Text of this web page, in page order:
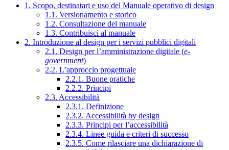
1. Scopo, destinatari e uso del Manuale operativo di design
1.1. Versionamento e storico
1.2. Consultazione del manuale
1.3. Contribuisci al manuale
2. Introduzione al design per i servizi pubblici digitali
2.1. Design per l’amministrazione digitale (e-
government)
2.2. L’approccio progettuale
2.2.1. Buone pratiche
2.2.2. Principi
2.3. Accessibilità
2.3.1. Definizione
2.3.2. Accessibilità by design
2.3.3. Principi per l’accessibilità
2.3.4. Linee guida e criteri di successo
2.3.5. Come rilasciare una dichiarazione di